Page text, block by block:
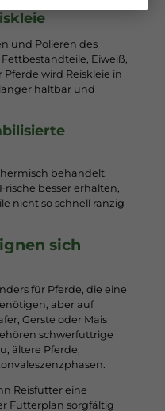
und Polieren des
Eiweiß,
wird Reiskleie in
haltbar und
behandelt.
besser erhalten,
nicht so schnell ranzig
sich
für Pferde, die eine
aber auf
Gerste oder Mais
schwerfuttrige
ältere Pferde,
Reisfutter eine
Futterplan sorgfältig